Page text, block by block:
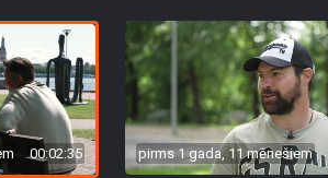
00:02:35 pirms 1 gada, 11 mēnešiem